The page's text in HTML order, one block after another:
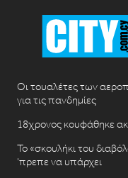
Οι τουαλέτες των
για τις πανδημίες
18χρονος κουφάθηκε
Το «σκουλήκι του
‘πρεπε να υπάρχει